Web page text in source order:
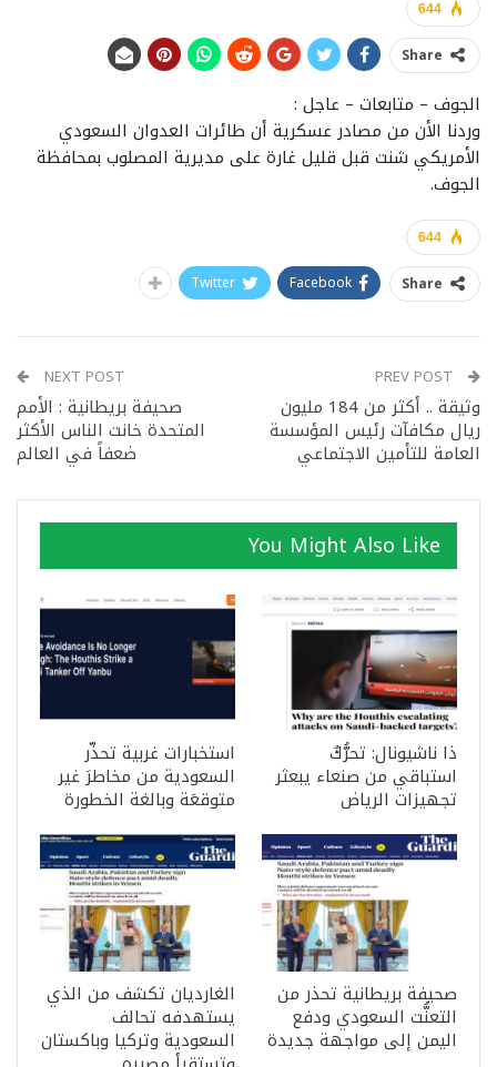
644
Share
الجوف – متابعات – عاجل :
وردنا الأن من مصادر عسكرية أن طائرات العدوان السعودي
الأمريكي شنت قبل قليل غارة على مديرية المصلوب بمحافظة
الجوف.
644
Share
Facebook
Twitter
وثيقة .. أكثر من 184 مليون
ريال مكافآت رئيس المؤسسة
العامة للتأمين الاجتماعي
NEXT POST
صحيفة بريطانية : الأمم
المتحدة خانت الناس الأكثر
ضعفاً في العالم
You Might Also Like
ذا ناشيونال: تحرُّكٌ
استباقي من صنعاء يبعثر
تجهيزات الرياض
استخبارات غربية تحذّر
السعودية من مخاطرَ غير
متوقعَة وبالغة الخطورة
صحيفة بريطانية تحذر من
التعنُّت السعودي ودفع
اليمن إلى مواجهة جديدة
الغارديان تكشف من الذي
يستهدفه تحالف
السعودية وتركيا وباكستان